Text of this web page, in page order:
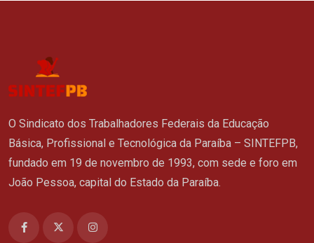
O Sindicato dos Trabalhadores Federais da Educação
Básica, Profissional e Tecnológica da Paraíba – SINTEFPB,
fundado em 19 de novembro de 1993, com sede e foro em
João Pessoa, capital do Estado da Paraíba.